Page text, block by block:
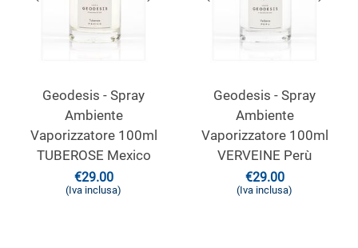
Geodesis - Spray
Ambiente
Vaporizzatore 100ml
TUBEROSE Mexico
€29.00
(Iva inclusa)
Geodesis - Spray
Ambiente
Vaporizzatore 100ml
VERVEINE Perù
€29.00
(Iva inclusa)